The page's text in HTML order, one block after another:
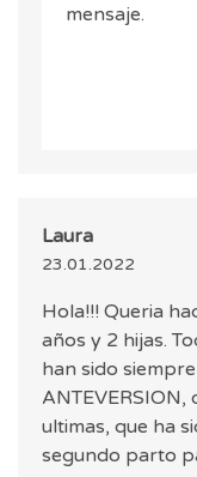
mensaje.
Laura
23.01.2022
Hola!!! Queria
años y 2 hijas.
han sido
ANTEVERSION,
ultimas, que ha
segundo parto